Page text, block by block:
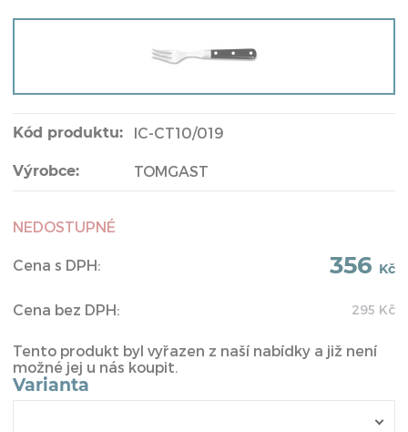
Kód produktu: IC-CT10/019
Výrobce: TOMGAST
NEDOSTUPNÉ
Cena s DPH: 356 Kč
Cena bez DPH: 295 Kč
Tento produkt byl vyřazen z naší nabídky a již není
možné jej u nás koupit.
Varianta